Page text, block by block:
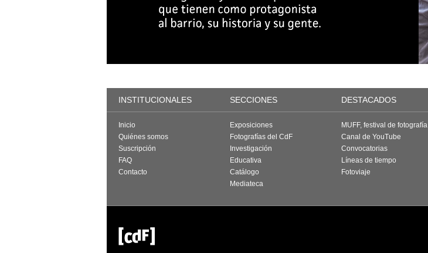
INSTITUCIONALES SECCIONES DESTACADOS
Inicio
Quiénes somos
Suscripción
FAQ
Contacto
Exposiciones
Fotografías del CdF
Investigación
Educativa
Catálogo
Mediateca
MUFF, festival de fotografía
Canal de YouTube
Convocatorias
Líneas de tiempo
Fotoviaje